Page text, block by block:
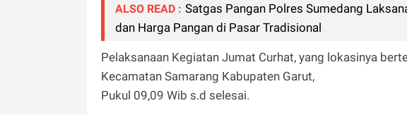
ALSO READ : Satgas Pangan Polres Sumedang
dan Harga Pangan di Pasar Tradisional
Pelaksanaan Kegiatan Jumat Curhat, yang lokasinya
Kecamatan Samarang Kabupaten Garut,
Pukul 09,09 Wib s.d selesai.